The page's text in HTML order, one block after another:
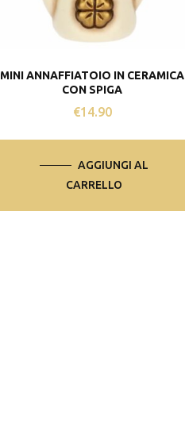
MINI ANNAFFIATOIO IN CERAMICA
CON SPIGA
€14.90
AGGIUNGI AL
CARRELLO